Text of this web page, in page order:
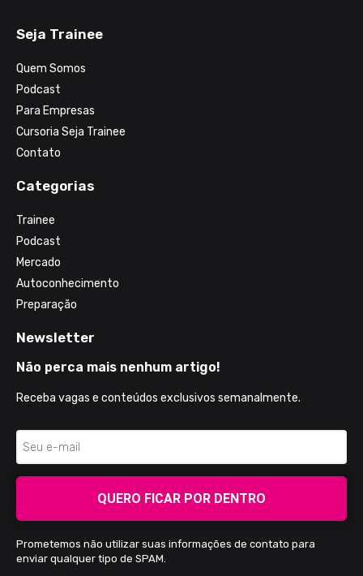
Seja Trainee
Quem Somos
Podcast
Para Empresas
Cursoria Seja Trainee
Contato
Categorias
Trainee
Podcast
Mercado
Autoconhecimento
Preparação
Newsletter
Não perca mais nenhum artigo!
Receba vagas e conteúdos exclusivos semanalmente.
QUERO FICAR POR DENTRO
Prometemos não utilizar suas informações de contato para
enviar qualquer tipo de SPAM.